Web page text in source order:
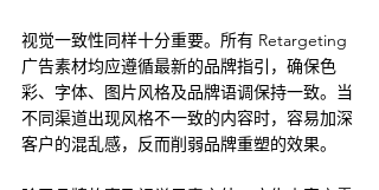
视觉一致性同样十分重要。所有 Retargeting
广告素材均应遵循最新的品牌指引，确保色
彩、字体、图片风格及品牌语调保持一致。当
不同渠道出现风格不一致的内容时，容易加深
客户的混乱感，反而削弱品牌重塑的效果。